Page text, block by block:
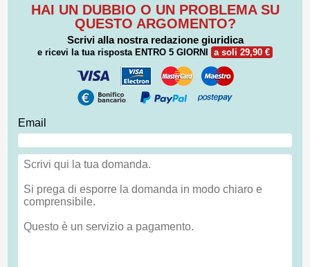
HAI UN DUBBIO O UN PROBLEMA SU
QUESTO ARGOMENTO?
Scrivi alla nostra redazione giuridica
e ricevi la tua risposta ENTRO 5 GIORNI a soli 29,90 €
Email